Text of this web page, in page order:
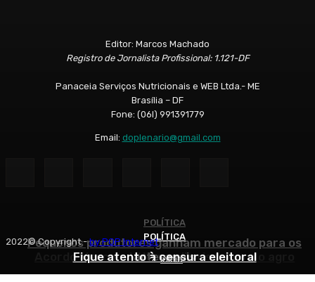
POLÍTICA
Acordo Mercosul-UE amplia risco para o agro
POLÍTICA
Pequenos produtores ganham mercado para os
artesanais
POLÍTICA
Fique atento à censura eleitoral
Editor: Marcos Machado
Registro de Jornalista Profissional: 1.121-DF
Panaceia Serviços Nutricionais e WEB Ltda.- ME
Brasília – DF
Fone: (06l) 991391779
Email: doplenario@gmail.com
2022© Copyright -by POP Internet
Início